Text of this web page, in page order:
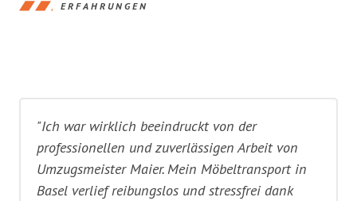
ERFAHRUNGEN
"Ich war wirklich beeindruckt von der
professionellen und zuverlässigen Arbeit von
Umzugsmeister Maier. Mein Möbeltransport in
Basel verlief reibungslos und stressfrei dank